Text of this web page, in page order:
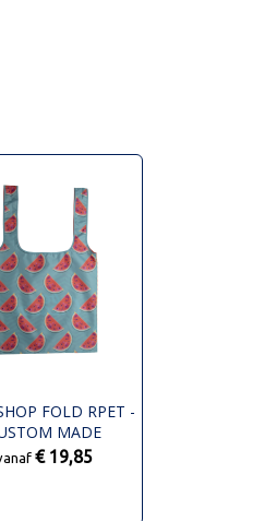
FOLD RPET -
MADE
€ 19,85